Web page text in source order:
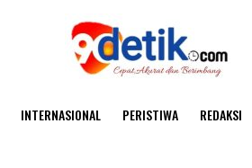
INTERNASIONAL PERISTIWA REDAKSI